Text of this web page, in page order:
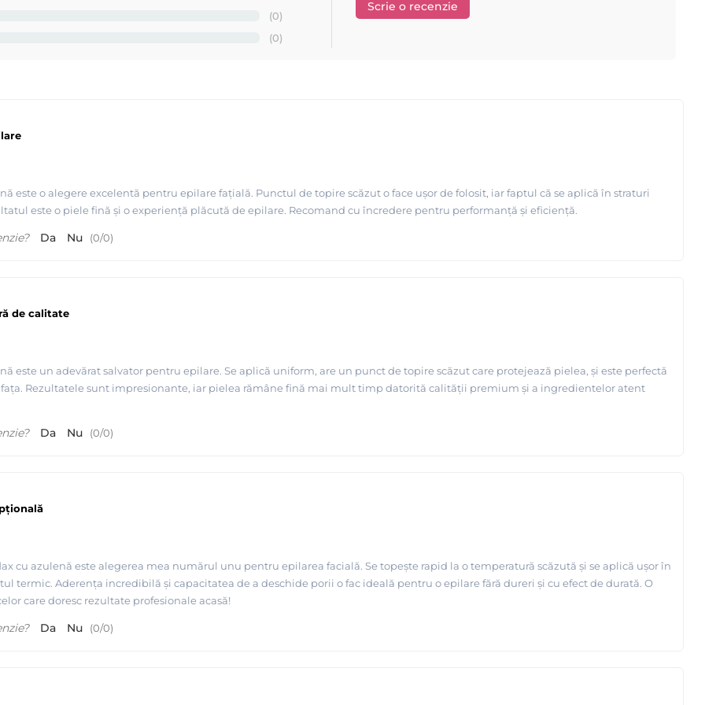
de cosmetice profesionale pentru epilare, cu doua linii importante principale: Starpil siDepilflax
urile disponibile la noi pe site despre MAYSTAR si Depilflax !
- Depilflax
(0)
(0)
Scrie o recenzie
este o alegere excelentă pentru epilare fațială. Punctul de topire scăzut o face ușor de folosit, iar faptul că se aplică în straturi
este o piele fină și o experiență plăcută de epilare. Recomand cu încredere pentru performanță și eficiență.
Da Nu (0/0)
de calitate
este un adevărat salvator pentru epilare. Se aplică uniform, are un punct de topire scăzut care protejează pielea, și este perfectă
Rezultatele sunt impresionante, iar pielea rămâne fină mai mult timp datorită calității premium și a ingredientelor atent
Da Nu (0/0)
cu azulenă este alegerea mea numărul unu pentru epilarea facială. Se topește rapid la o temperatură scăzută și se aplică ușor în
termic. Aderența incredibilă și capacitatea de a deschide porii o fac ideală pentru o epilare fără dureri și cu efect de durată. O
care doresc rezultate profesionale acasă!
Da Nu (0/0)